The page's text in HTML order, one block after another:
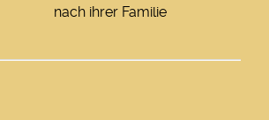
nach ihrer Familie